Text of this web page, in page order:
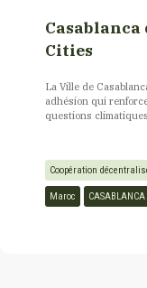
Casablanca
Cities
La Ville de
adhésion qui
questions
Coopération
Maroc CASABLANCA